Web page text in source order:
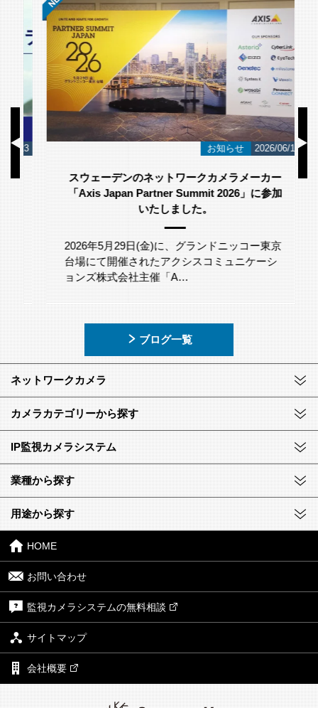
23 お知らせ 2026/06/12
スウェーデンのネットワークカメラメーカー
「Axis Japan Partner Summit 2026」に参加
いたしました。
2026年5月29日(金)に、グランドニッコー東京
台場にて開催されたアクシスコミュニケーシ
ョンズ株式会社主催「A…
ブログ一覧
ネットワークカメラ
カメラカテゴリーから探す
IP監視カメラシステム
業種から探す
用途から探す
HOME
お問い合わせ
監視カメラシステムの無料相談
サイトマップ
会社概要